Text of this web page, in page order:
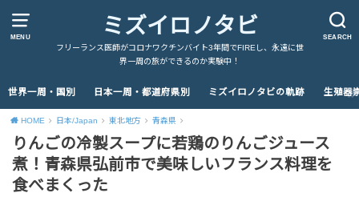
MENU SEARCH
ミズイロノタビ
フリーランス医師がコロナワクチンバイト3年間でFIREし、永遠に世
界一周の旅ができるのか実験中！
世界一周・国別 日本一周・都道府県別 ミズイロノタビの軌跡 生殖器
HOME 日本/Japan 東北地方 青森県
りんごの冷製スープに若鶏のりんごジュース
煮！青森県弘前市で美味しいフランス料理を
食べまくった